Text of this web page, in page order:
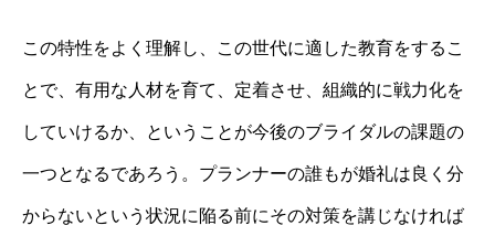
この特性をよく理解し、この世代に適した教育をするこ
とで、有用な人材を育て、定着させ、組織的に戦力化を
していけるか、ということが今後のブライダルの課題の
一つとなるであろう。プランナーの誰もが婚礼は良く分
からないという状況に陥る前にその対策を講じなければ